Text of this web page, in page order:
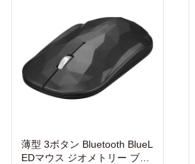
薄型 3ボタン Bluetooth BlueL
EDマウス ジオメトリー ブラ